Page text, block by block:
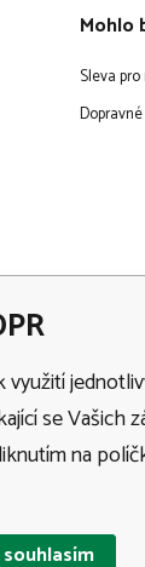
Mohlo
Sleva
se Vašich
na